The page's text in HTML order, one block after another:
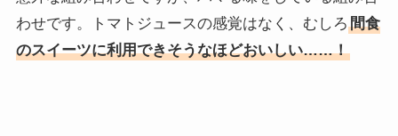
わせです。トマトジュースの感覚はなく、むしろ 間食
のスイーツに利用できそうなほどおいしい……！